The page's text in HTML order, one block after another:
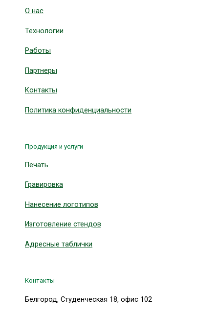
О нас
Технологии
Работы
Партнеры
Контакты
Политика конфиденциальности
Продукция и услуги
Печать
Гравировка
Нанесение логотипов
Изготовление стендов
Адресные таблички
Контакты
Белгород, Студенческая 18, офис 102